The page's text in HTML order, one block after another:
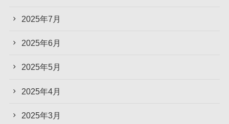
2025年7月
2025年6月
2025年5月
2025年4月
2025年3月